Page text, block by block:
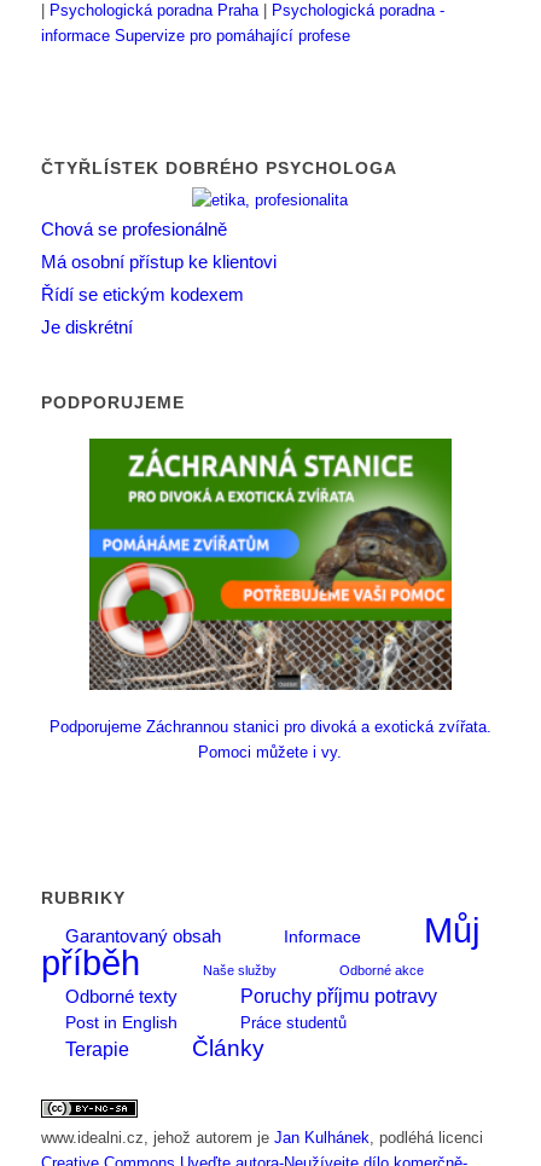
Psychologická poradna Praha|
Psychologická poradna -
informace Supervize pro pomáhající profese
ČTYŘLÍSTEK DOBRÉHO PSYCHOLOGA
Chová se profesionálně
Má osobní přístup ke klientovi
Řídí se etickým kodexem
Je diskrétní
PODPORUJEME
Podporujeme Záchrannou stanici pro divoká a exotická zvířata.
Pomoci můžete i vy.
RUBRIKY
Garantovaný obsah
Informace
Můj
příběh
Naše služby Odborné akce
Odborné texty Poruchy příjmu potravy
Post in English Práce studentů
Terapie Články
www.idealni.cz, jehož autorem je Jan Kulhánek, podléhá licenci